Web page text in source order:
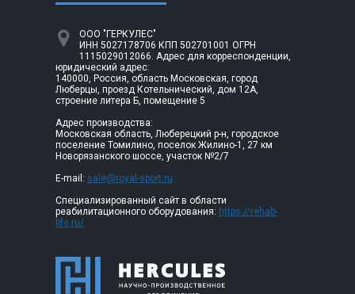
ООО "ГЕРКУЛЕС"
ИНН 5027178706 КПП 502701001 ОГРН
1115029012066. Адрес для корреспонденции,
юридический адрес:
140000, Россия, область Московская, город
Люберцы, проезд Котельнический, дом 12А,
строение литера Б, помещение 5
Адрес производства:
Московская область, Люберецкий р-н, городское
поселение Томилино, поселок Жилино-1, 27 км
Новорязанского шоссе, участок №2/7
E-mail: sale@royal-sport.ru
Специализированный сайт в области
реабилитационного оборудования: https://rehab-
life.ru/